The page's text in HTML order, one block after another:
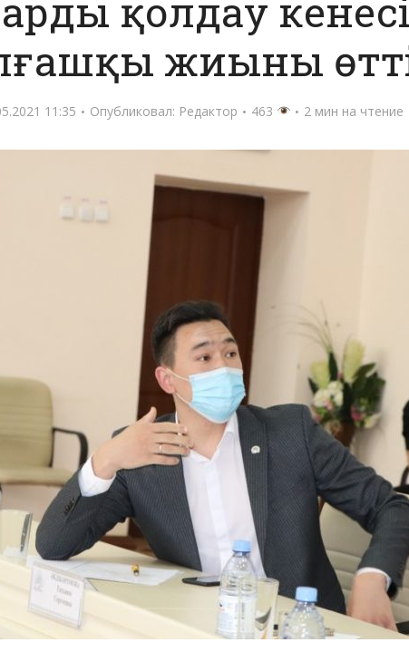
қолдау
жиыны
11:35 Опубликовал: Редактор 463 2 мин на чтение